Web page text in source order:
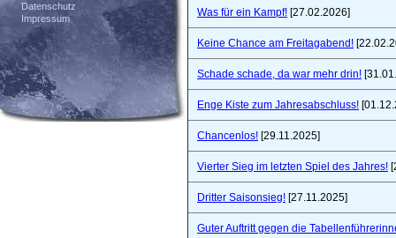
Datenschutz
Impressum
Was für ein Kampf! [27.02.2026]
Keine Chance am Freitagabend!
Schade schade, da war mehr drin!
Enge Kiste zum Jahresabschluss!
Chancenlos! [29.11.2025]
Vierter Sieg im letzten Spiel des Jahres!
Dritter Saisonsieg! [27.11.2025]
Guter Auftritt gegen die